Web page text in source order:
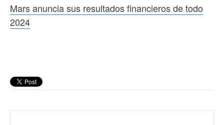
Mars anuncia sus resultados financieros de todo
2024